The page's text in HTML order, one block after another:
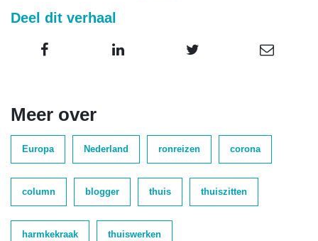
Deel dit verhaal
Meer over
Europa Nederland ronreizen corona
column blogger thuis thuiszitten
harmkekraak thuiswerken